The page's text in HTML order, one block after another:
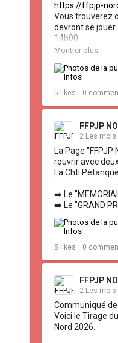
https://ffpjp-
Vous trouverez
devront se jouer
14h00.
Le Tirage du 1er
Montrer plus
5 likes 0
FFPJP
2 Les mois
La Page
rouvrir avec
La Chti
:
➡️ Le
➡️ Le "GRAND
5 likes 0
FFPJP
2 Les mois
Communiqué de
Voici le Tirage
Nord 2026.